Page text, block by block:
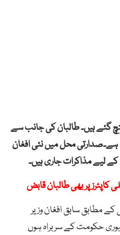
گئے ہیں۔ طالبان کی جانب سے
ہے۔صدارتی محل میں نئی افغان
لیے مذاکرات جاری ہیں۔
کاپٹرز پر بھی طالبان قابض
مطابق سابق افغان وزیر
حکومت کے سربراہ ہوں